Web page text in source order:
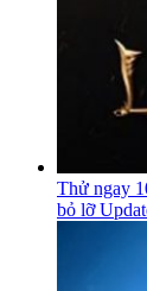
Thử ngay
bỏ lỡ